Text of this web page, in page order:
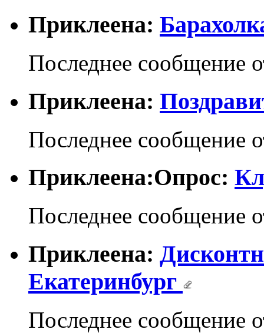
Приклеена:
Последнее сообщение
Приклеена:
Последнее сообщение
Приклеена:Опрос:
Последнее сообщение
Приклеена:
Екатеринбург
Последнее сообщение